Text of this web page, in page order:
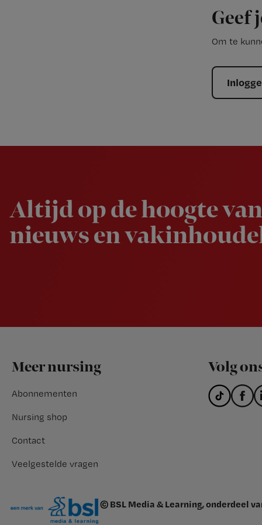
Geef
Om te
Altijd op de hoogte
nieuws en
Footer
Meer nursing
Abonnementen
Nursing shop
Contact
Veelgestelde vragen
Volg
© BSL Media & Learning, onderdeel